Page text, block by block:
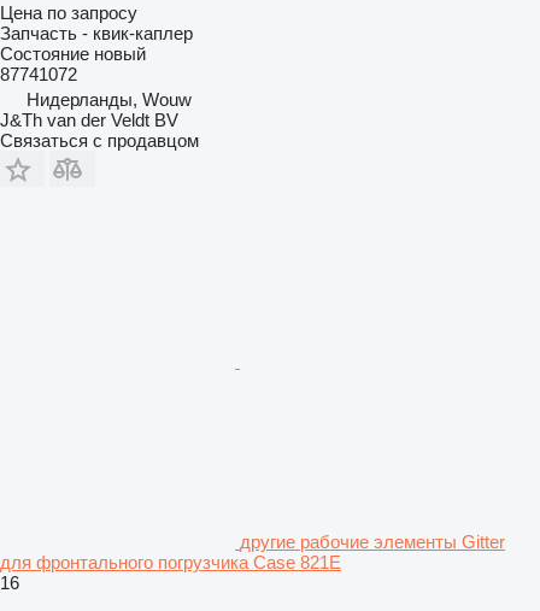
Цена по запросу
Запчасть - квик-каплер
Состояние новый
87741072
Нидерланды, Wouw
J&Th van der Veldt BV
Связаться с продавцом
другие рабочие элементы Gitter
для фронтального погрузчика Case 821E
16